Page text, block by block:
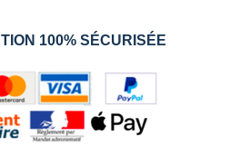
100% SÉCURISÉE